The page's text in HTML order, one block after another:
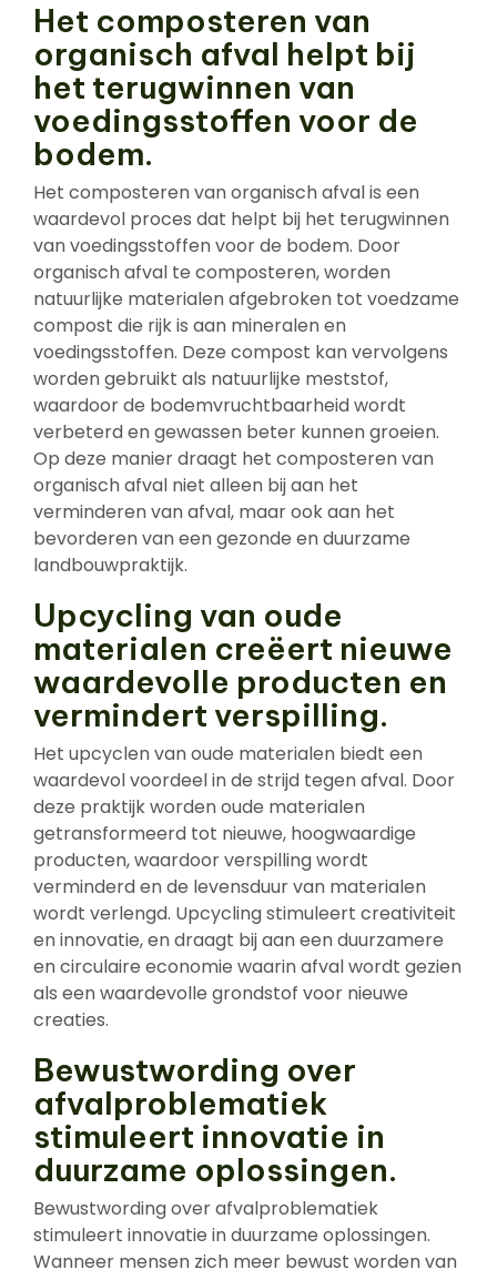
Het composteren van
organisch afval helpt bij
het terugwinnen van
voedingsstoffen voor de
bodem.
Het composteren van organisch afval is een
waardevol proces dat helpt bij het terugwinnen
van voedingsstoffen voor de bodem. Door
organisch afval te composteren, worden
natuurlijke materialen afgebroken tot voedzame
compost die rijk is aan mineralen en
voedingsstoffen. Deze compost kan vervolgens
worden gebruikt als natuurlijke meststof,
waardoor de bodemvruchtbaarheid wordt
verbeterd en gewassen beter kunnen groeien.
Op deze manier draagt het composteren van
organisch afval niet alleen bij aan het
verminderen van afval, maar ook aan het
bevorderen van een gezonde en duurzame
landbouwpraktijk.
Upcycling van oude
materialen creëert nieuwe
waardevolle producten en
vermindert verspilling.
Het upcyclen van oude materialen biedt een
waardevol voordeel in de strijd tegen afval. Door
deze praktijk worden oude materialen
getransformeerd tot nieuwe, hoogwaardige
producten, waardoor verspilling wordt
verminderd en de levensduur van materialen
wordt verlengd. Upcycling stimuleert creativiteit
en innovatie, en draagt bij aan een duurzamere
en circulaire economie waarin afval wordt gezien
als een waardevolle grondstof voor nieuwe
creaties.
Bewustwording over
afvalproblematiek
stimuleert innovatie in
duurzame oplossingen.
Bewustwording over afvalproblematiek
stimuleert innovatie in duurzame oplossingen.
Wanneer mensen zich meer bewust worden van